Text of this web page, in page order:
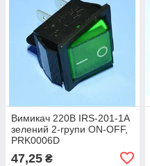
Вимикач 220В IRS-201-1А
зелений 2-групи ON-OFF,
PRK0006D
47,25 ₴